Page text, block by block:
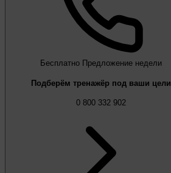
Бесплатно Предложение недели
Подберём тренажёр под ваши цели
0 800 332 902